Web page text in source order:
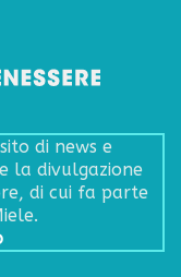
di news e
la divulgazione
di cui fa parte